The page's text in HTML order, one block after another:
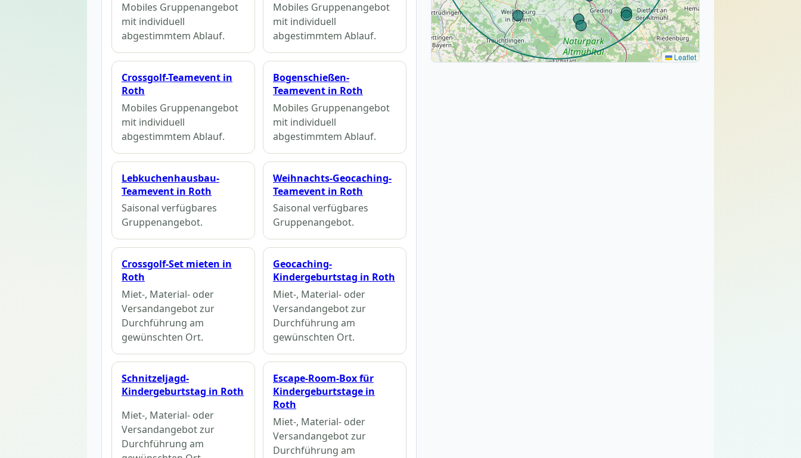
Mobiles Gruppenangebot
mit individuell
abgestimmtem Ablauf.
Mobiles Gruppenangebot
mit individuell
abgestimmtem Ablauf.
Crossgolf-Teamevent in
Roth
Mobiles Gruppenangebot
mit individuell
abgestimmtem Ablauf.
Bogenschießen-
Teamevent in Roth
Mobiles Gruppenangebot
mit individuell
abgestimmtem Ablauf.
Lebkuchenhausbau-
Teamevent in Roth
Saisonal verfügbares
Gruppenangebot.
Weihnachts-Geocaching-
Teamevent in Roth
Saisonal verfügbares
Gruppenangebot.
Crossgolf-Set mieten in
Roth
Miet-, Material- oder
Versandangebot zur
Durchführung am
gewünschten Ort.
Geocaching-
Kindergeburtstag in Roth
Miet-, Material- oder
Versandangebot zur
Durchführung am
gewünschten Ort.
Schnitzeljagd-
Kindergeburtstag in Roth
Miet-, Material- oder
Versandangebot zur
Durchführung am
Escape-Room-Box für
Kindergeburtstage in
Roth
Miet-, Material- oder
Versandangebot zur
Durchführung am
Leaflet